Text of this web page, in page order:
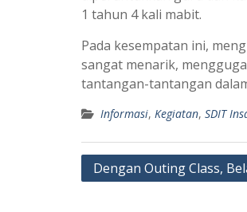
1 tahun 4 kali mabit.
Pada kesempatan ini,
sangat menarik,
tantangan-tantangan
Informasi, Kegiatan, SDIT
Post
Dengan Outing Class,